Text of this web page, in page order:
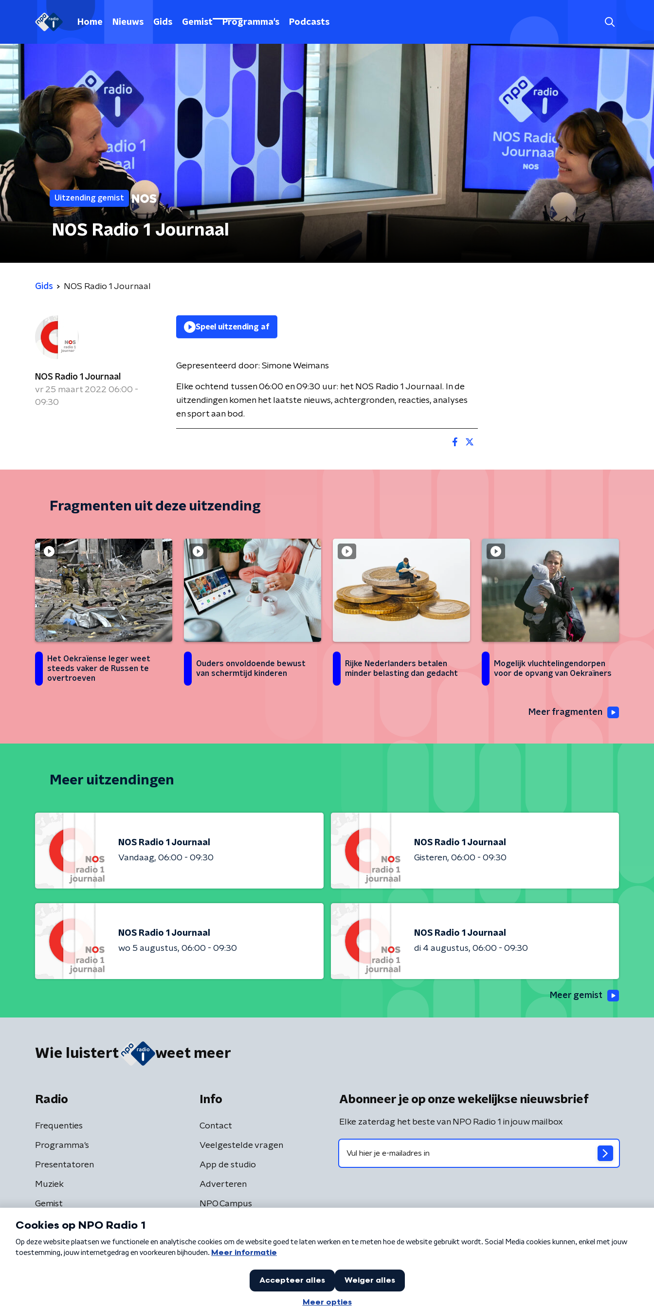
Home Nieuws Gids Gemist Programma's Podcasts
Uitzending gemist
NOS Radio 1 Journaal
Gids NOS Radio 1 Journaal
NOS Radio 1 Journaal
vr 25 maart 2022 06:00 -
09:30
Speel uitzending af
Gepresenteerd door: Simone Weimans
Elke ochtend tussen 06:00 en 09:30 uur: het NOS Radio 1 Journaal. In de
uitzendingen komen het laatste nieuws, achtergronden, reacties, analyses
en sport aan bod.
Fragmenten uit deze uitzending
Het Oekraïense leger weet
steeds vaker de Russen te
overtroeven
Ouders onvoldoende bewust
van schermtijd kinderen
Rijke Nederlanders betalen
minder belasting dan gedacht
Mogelijk vluchtelingendorpen
voor de opvang van Oekraïners
Meer fragmenten
Meer uitzendingen
NOS Radio 1 Journaal
Vandaag 06:00 - 09:30
NOS Radio 1 Journaal
Gisteren 06:00 - 09:30
NOS Radio 1 Journaal
wo 5 augustus 06:00 - 09:30
NOS Radio 1 Journaal
di 4 augustus 06:00 - 09:30
Meer gemist
Wie luistert weet meer
Radio
Frequenties
Programma's
Presentatoren
Muziek
Gemist
Info
Contact
Veelgestelde vragen
App de studio
Adverteren
NPO Campus
Abonneer je op onze wekelijkse nieuwsbrief
Elke zaterdag het beste van NPO Radio 1 in jouw mailbox
Algemene voorwaarden Privacybeleid